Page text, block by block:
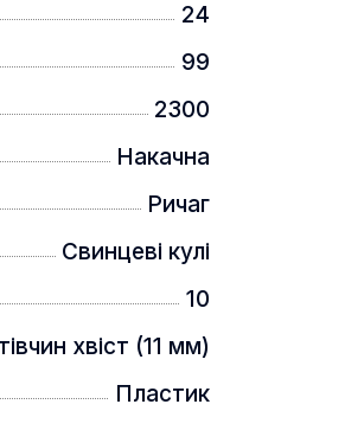
24
99
2300
Накачна
Ричаг
Свинцеві кулі
10
хвіст (11 мм)
Пластик